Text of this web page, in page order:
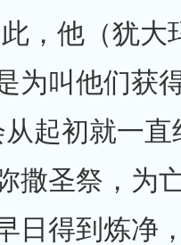
，他（犹大
为叫他们获
起初就一直
撒圣祭，为
日得到炼净